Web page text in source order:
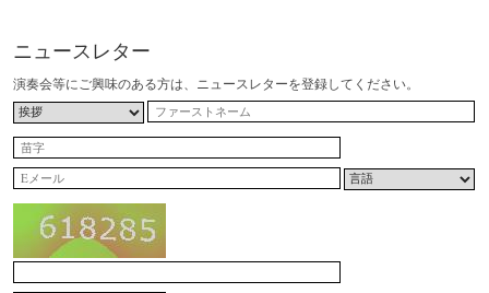
ニュースレター
演奏会等にご興味のある方は、ニュースレターを登録してください。